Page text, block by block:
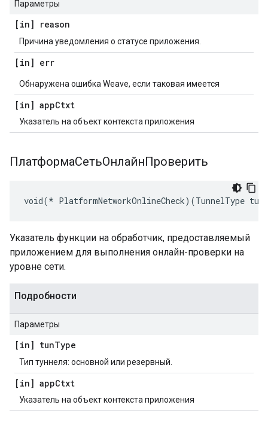
Параметры
[in] reason
Причина уведомления о статусе приложения.
[in] err
Обнаружена ошибка Weave, если таковая имеется
[in] appCtxt
Указатель на объект контекста приложения
ПлатформаСетьОнлайнПроверить
void(* PlatformNetworkOnlineCheck)(TunnelType
Указатель функции на обработчик, предоставляемый
приложением для выполнения онлайн-проверки на
уровне сети.
Подробности
Параметры
[in] tunType
Тип туннеля: основной или резервный.
[in] appCtxt
Указатель на объект контекста приложения